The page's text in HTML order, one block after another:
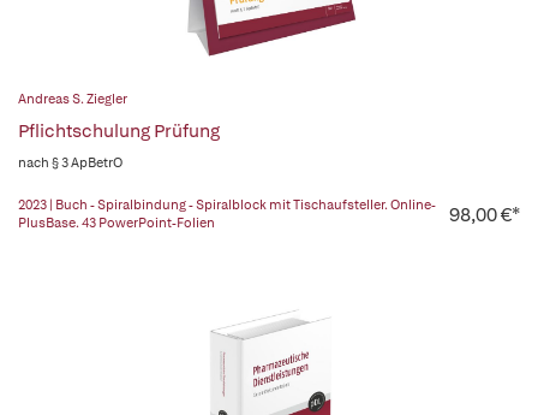
Andreas S. Ziegler
Pflichtschulung Prüfung
nach § 3 ApBetrO
2023 | Buch - Spiralbindung - Spiralblock mit Tischaufsteller. Online-
PlusBase. 43 PowerPoint-Folien
98,00 €*